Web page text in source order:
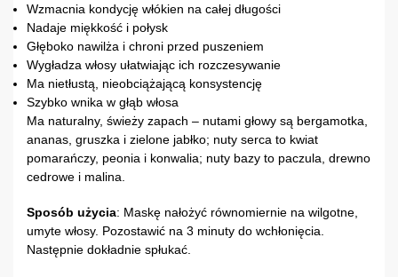
Wzmacnia kondycję włókien na całej długości
Nadaje miękkość i połysk
Głęboko nawilża i chroni przed puszeniem
Wygładza włosy ułatwiając ich rozczesywanie
Ma nietłustą, nieobciążającą konsystencję
Szybko wnika w głąb włosa
Ma naturalny, świeży zapach – nutami głowy są bergamotka,
ananas, gruszka i zielone jabłko; nuty serca to kwiat
pomarańczy, peonia i konwalia; nuty bazy to paczula, drewno
cedrowe i malina.
Sposób użycia: Maskę nałożyć równomiernie na wilgotne,
umyte włosy. Pozostawić na 3 minuty do wchłonięcia.
Następnie dokładnie spłukać.